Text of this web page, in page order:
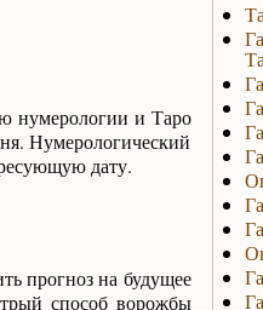
нумерологии и Таро
Нумерологический
дату.
прогноз на будущее
способ ворожбы